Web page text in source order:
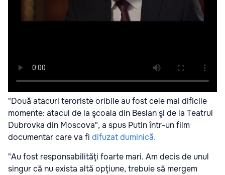
"Două atacuri teroriste oribile au fost cele mai dificile
momente: atacul de la şcoala din Beslan şi de la Teatrul
Dubrovka din Moscova", a spus Putin într-un film
documentar care va fi difuzat duminică.
"Au fost responsabilităţi foarte mari. Am decis de unul
singur că nu exista altă opţiune, trebuie să mergem